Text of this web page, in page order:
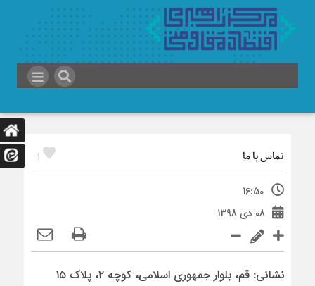
1 تماس با ما
16:50
08 دی 1398
نشانی: قم،‌ بلوار جمهوری اسلامی، کوچه ۲، پلاک ۱۵